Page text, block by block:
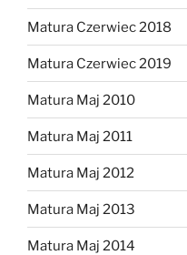
Matura Czerwiec 2018
Matura Czerwiec 2019
Matura Maj 2010
Matura Maj 2011
Matura Maj 2012
Matura Maj 2013
Matura Maj 2014